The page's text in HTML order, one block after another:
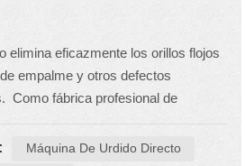
elimina eficazmente los orillos flojos
empalme y otros defectos
Como fábrica profesional de
máquinas de urdido textil de alta
estable y su urdido preciso
Máquina De Urdido Directo